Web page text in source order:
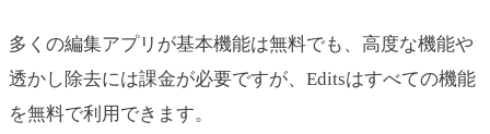
多くの編集アプリが基本機能は無料でも、高度な機能や
透かし除去には課金が必要ですが、Editsはすべての機能
を無料で利用できます。